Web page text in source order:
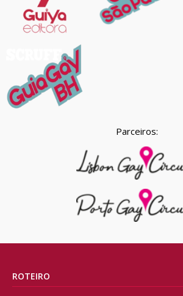
Parceiros:
ROTEIRO